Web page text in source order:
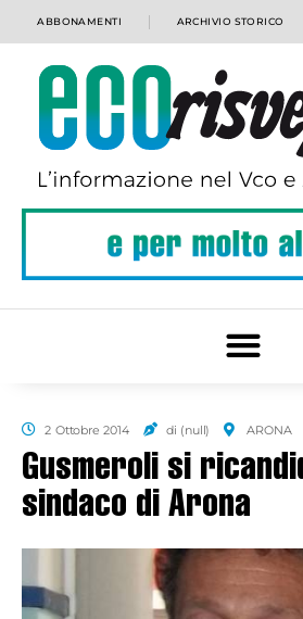
ABBONAMENTI ARCHIVIO STORICO
2 Ottobre 2014 di (null) ARONA
Gusmeroli si
sindaco di Arona